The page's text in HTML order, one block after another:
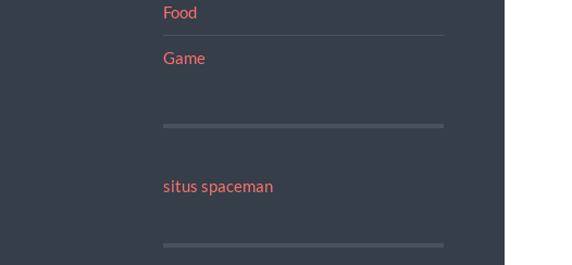
Food
Game
situs spaceman